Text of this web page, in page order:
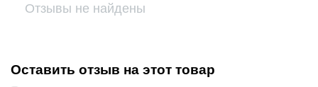
Отзывы не найдены
Оставить отзыв на этот товар